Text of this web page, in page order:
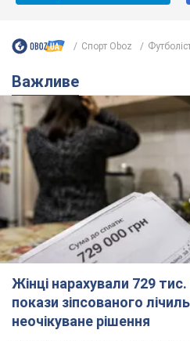
Спорт Oboz
Важливе
Жінці нарахували 729
покази зіпсованого
неочікуване рішення